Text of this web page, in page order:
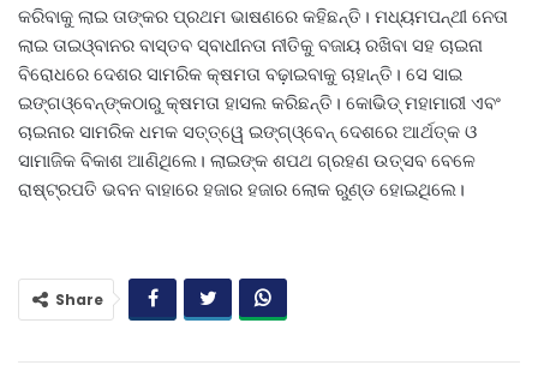
କରିବାକୁ ଲାଇ ତାଙ୍କର ପ୍ରଥମ ଭାଷଣରେ କହିଛନ୍ତି। ମଧ୍ୟମପନ୍ଥୀ ନେତା
ଲାଇ ତାଇଓ୍ବାନର ବାସ୍ତବ ସ୍ବାଧୀନତା ନୀତିକୁ ବଜାୟ ରଖିବା ସହ ଚାଇନା
ବିରୋଧରେ ଦେଶର ସାମରିକ କ୍ଷମତା ବଢ଼ାଇବାକୁ ଚାହାନ୍ତି। ସେ ସାଇ
ଇଙ୍ଗଓ୍ବେନ୍‌ଙ୍କଠାରୁ କ୍ଷମତା ହାସଲ କରିଛନ୍ତି। କୋଭିଡ୍‌ ମହାମାରୀ ଏବଂ
ଚାଇନାର ସାମରିକ ଧମକ ସତ୍ତ୍ୱେ ଇଙ୍ଗ୍‌ଓ୍ବେନ୍‌ ଦେଶରେ ଆର୍ଥତ୍କ ଓ
ସାମାଜିକ ବିକାଶ ଆଣିଥିଲେ। ଲାଇଙ୍କ ଶପଥ ଗ୍ରହଣ ଉତ୍ସବ ବେଳେ
ରାଷ୍ଟ୍ରପତି ଭବନ ବାହାରେ ହଜାର ହଜାର ଲୋକ ରୁଣ୍ଡ ହୋଇଥିଲେ।
Share